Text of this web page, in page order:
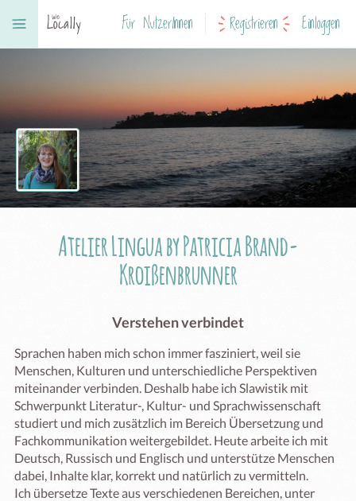
Für NutzerInnen Registrieren Einloggen
Atelier Lingua by Patricia Brand-
Kroißenbrunner
Verstehen verbindet
Sprachen haben mich schon immer fasziniert, weil sie
Menschen, Kulturen und unterschiedliche Perspektiven
miteinander verbinden. Deshalb habe ich Slawistik mit
Schwerpunkt Literatur-, Kultur- und Sprachwissenschaft
studiert und mich zusätzlich im Bereich Übersetzung und
Fachkommunikation weitergebildet. Heute arbeite ich mit
Deutsch, Russisch und Englisch und unterstütze Menschen
dabei, Inhalte klar, korrekt und natürlich zu vermitteln.
Ich übersetze Texte aus verschiedenen Bereichen, unter